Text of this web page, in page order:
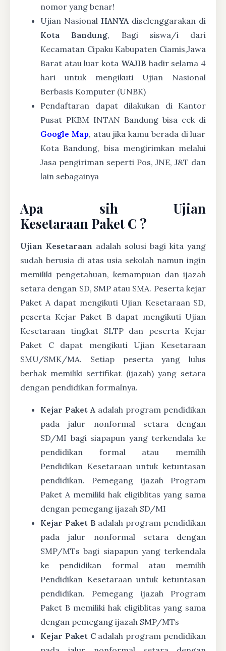
nomor yang benar!
Ujian Nasional HANYA diselenggarakan di
Kota Bandung, Bagi siswa/i dari
Kecamatan Cipaku Kabupaten Ciamis,Jawa
Barat atau luar kota WAJIB hadir selama 4
hari untuk mengikuti Ujian Nasional
Berbasis Komputer (UNBK)
Pendaftaran dapat dilakukan di Kantor
Pusat PKBM INTAN Bandung bisa cek di
Google Map, atau jika kamu berada di luar
Kota Bandung, bisa mengirimkan melalui
Jasa pengiriman seperti Pos, JNE, J&T dan
lain sebagainya
Apa sih Ujian
Kesetaraan Paket C ?
Ujian Kesetaraan adalah solusi bagi kita yang
sudah berusia di atas usia sekolah namun ingin
memiliki pengetahuan, kemampuan dan ijazah
setara dengan SD, SMP atau SMA. Peserta kejar
Paket A dapat mengikuti Ujian Kesetaraan SD,
peserta Kejar Paket B dapat mengikuti Ujian
Kesetaraan tingkat SLTP dan peserta Kejar
Paket C dapat mengikuti Ujian Kesetaraan
SMU/SMK/MA. Setiap peserta yang lulus
berhak memiliki sertifikat (ijazah) yang setara
dengan pendidikan formalnya.
Kejar Paket A adalah program pendidikan
pada jalur nonformal setara dengan
SD/MI bagi siapapun yang terkendala ke
pendidikan formal atau memilih
Pendidikan Kesetaraan untuk ketuntasan
pendidikan. Pemegang ijazah Program
Paket A memiliki hak eligiblitas yang sama
dengan pemegang ijazah SD/MI
Kejar Paket B adalah program pendidikan
pada jalur nonformal setara dengan
SMP/MTs bagi siapapun yang terkendala
ke pendidikan formal atau memilih
Pendidikan Kesetaraan untuk ketuntasan
pendidikan. Pemegang ijazah Program
Paket B memiliki hak eligiblitas yang sama
dengan pemegang ijazah SMP/MTs
Kejar Paket Cadalah program pendidikan